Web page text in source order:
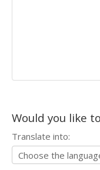
Would you like
Translate into: